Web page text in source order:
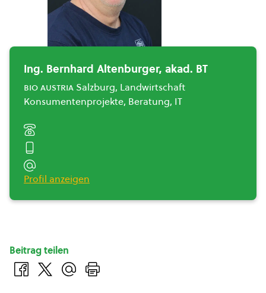
Ing. Bernhard Altenburger, akad. BT
bio austria Salzburg, Landwirtschaft
Konsumentenprojekte, Beratung, IT
Profil anzeigen
Beitrag teilen